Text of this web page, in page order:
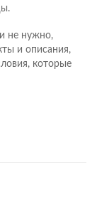
не нужно,
и описания,
которые